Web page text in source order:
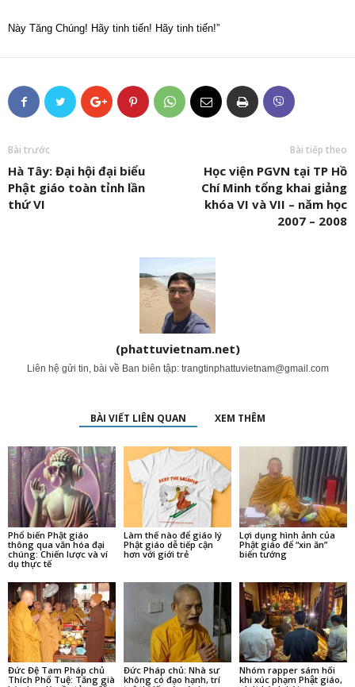
Này Tăng Chúng! Hãy tinh tiến! Hãy tinh tiến!”
Bài trước
Hà Tây: Đại hội đại biểu
Phật giáo toàn tỉnh lần
thứ VI
Bài tiếp theo
Học viện PGVN tại TP Hồ
Chí Minh tổng khai giảng
khóa VI và VII – năm học
2007 – 2008
(phattuvietnam.net)
Liên hệ gửi tin, bài về Ban biên tập: trangtinphattuvietnam@gmail.com
BÀI VIẾT LIÊN QUAN XEM THÊM
Phổ biến Phật giáo
thông qua văn hóa đại
chúng: Chiến lược và ví
dụ thực tế
Làm thế nào để giáo lý
Phật giáo dễ tiếp cận
hơn với giới trẻ
Lợi dụng hình ảnh của
Phật giáo để “xin ăn”
biến tướng
Đức Đệ Tam Pháp chủ
Thích Phổ Tuệ: Tăng già
Đức Pháp chủ: Nhà sư
không có đạo hạnh, trí
Nhóm rapper sám hối
khi xúc phạm Phật giáo,